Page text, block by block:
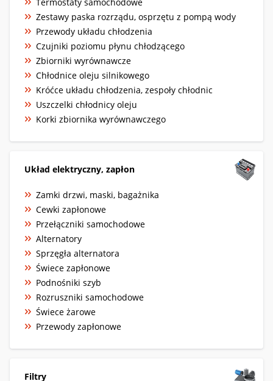
Zestawy paska rozrządu, osprzętu z pompą wody
Przewody układu chłodzenia
Czujniki poziomu płynu chłodzącego
Zbiorniki wyrównawcze
Chłodnice oleju silnikowego
Króćce układu chłodzenia, zespoły chłodnic
Uszczelki chłodnicy oleju
Korki zbiornika wyrównawczego
Układ elektryczny, zapłon
Zamki drzwi, maski, bagażnika
Cewki zapłonowe
Przełączniki samochodowe
Alternatory
Sprzęgła alternatora
Świece zapłonowe
Podnośniki szyb
Rozruszniki samochodowe
Świece żarowe
Przewody zapłonowe
Filtry